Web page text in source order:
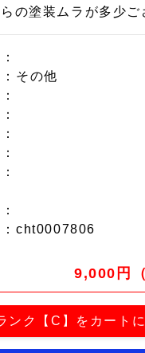
の塗装ムラが多少ご
：
：その他
：
：
：
：
：
：
：cht0007806
9,000円
ンク【C】をカート